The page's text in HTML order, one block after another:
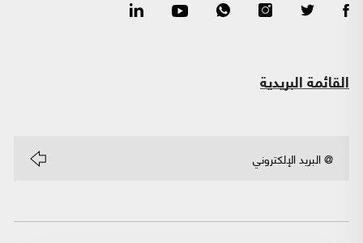
القائمة البريدية